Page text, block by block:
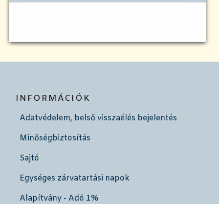
INFORMÁCIÓK
Adatvédelem, belső visszaélés bejelentés
Minőségbiztosítás
Sajtó
Egységes zárvatartási napok
Alapítvány - Adó 1%